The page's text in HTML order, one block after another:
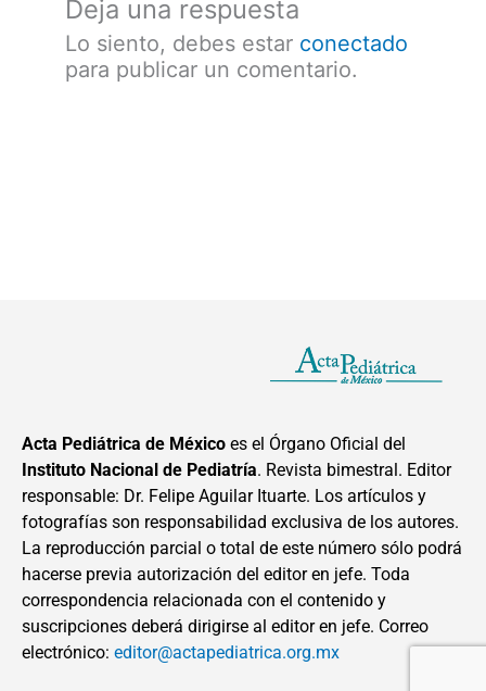
Deja una respuesta
Lo siento, debes estar conectado
para publicar un comentario.
Acta Pediátrica de México es el Órgano Oficial del
Instituto Nacional de Pediatría. Revista bimestral. Editor
responsable: Dr. Felipe Aguilar Ituarte. Los artículos y
fotografías son responsabilidad exclusiva de los autores.
La reproducción parcial o total de este número sólo podrá
hacerse previa autorización del editor en jefe. Toda
correspondencia relacionada con el contenido y
suscripciones deberá dirigirse al editor en jefe. Correo
electrónico: editor@actapediatrica.org.mx